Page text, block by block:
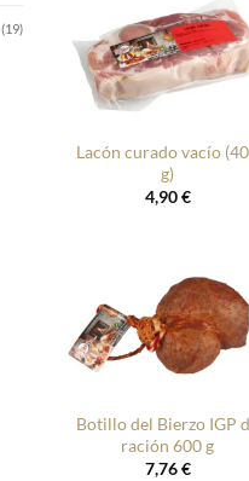
(19)
+
Lacón curado vacío
g)
4,90€
+
Botillo del Bierzo IGP
ración 600 g
7,76€